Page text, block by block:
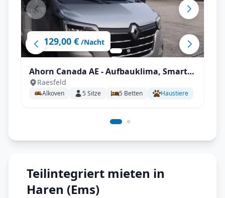
ab 129,00 € /Nacht
Ahorn Canada AE - Aufbauklima, Smart-
TV, Wechselrichter, Autark mit All-
inklusive Paket
Raesfeld
Alkoven 5Sitze 5 Betten Haustiere
Teilintegriert mieten in
Haren (Ems)